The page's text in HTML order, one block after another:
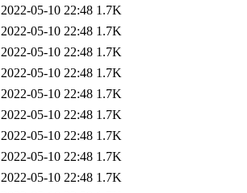
2022-05-10 22:48 1.7K
2022-05-10 22:48 1.7K
2022-05-10 22:48 1.7K
2022-05-10 22:48 1.7K
2022-05-10 22:48 1.7K
2022-05-10 22:48 1.7K
2022-05-10 22:48 1.7K
2022-05-10 22:48 1.7K
2022-05-10 22:48 1.7K